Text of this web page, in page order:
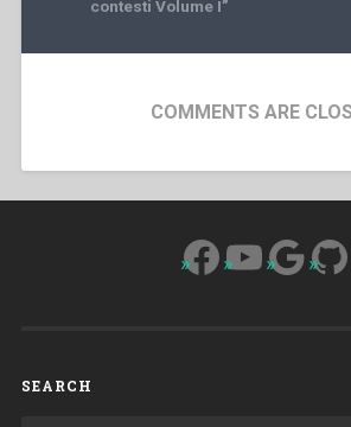
contesti Volume I”
COMMENTS ARE
Facebook
SEARCH